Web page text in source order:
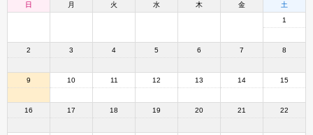
日
月 火 水 木 金
土
1
2 3 4 5 6 7 8
9 10 11 12 13 14 15
16 17 18 19 20 21 22